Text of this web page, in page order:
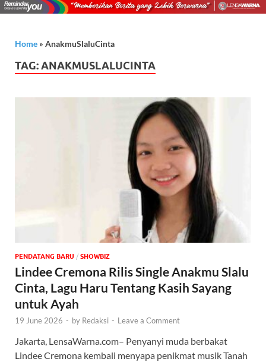
Home » AnakmuSlaluCinta
TAG:ANAKMUSLALUCINTA
PENDATANG BARU / ‎SHOWBIZ
Lindee Cremona Rilis Single Anakmu Slalu
Cinta, Lagu Haru Tentang Kasih Sayang
untuk Ayah
19 June 2026 - by Redaksi - Leave a Comment
Jakarta, LensaWarna.com– Penyanyi muda berbakat
Lindee Cremona kembali menyapa penikmat musik Tanah